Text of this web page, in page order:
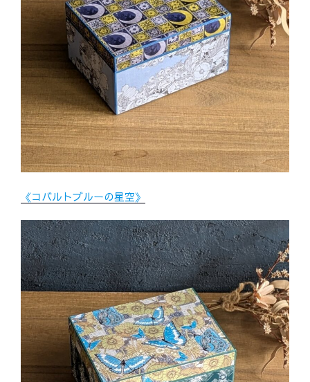
《コバルトブルーの星空》